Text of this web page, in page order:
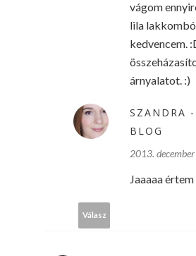
vágom
lila
kedvencem.
árnyalatot. :)
SZANDRA
BLOG
2013.
Jaaaaa
Válasz